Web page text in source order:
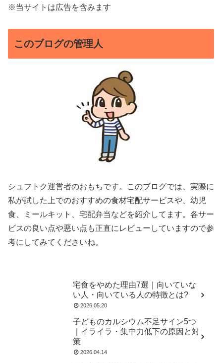
※当サイトは広告を含みます
このブログの管理人
シュフトク運営者のおもちです。このブログでは、実際に
私が試した上でのおすすめの食材宅配サービスや、幼児
食、ミールキット、宅配弁当などを紹介してます。各サー
ビスの良い点や悪い点も正直にレビューしていますので参
考にしてみてくださいね。
宅食をやめた理由7選｜向いていな
い人・向いている人の特徴とは?
2026.05.20
子どものカルシウム不足サイン5つ
｜イライラ・集中力低下の原因と対
策
2026.04.14